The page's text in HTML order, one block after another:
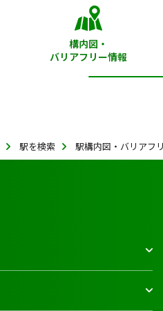
構内図・
バリアフリー情報
駅を検索 駅構内図・バリアフ